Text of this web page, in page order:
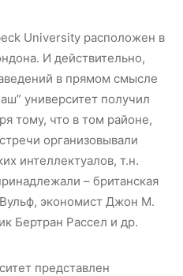
University расположен в
И действительно,
в прямом смысле
университет получил
тому, что в том районе,
организовывали
интеллектуалов, т.н.
– британская
экономист Джон М.
Бертран Рассел и др.
представлен